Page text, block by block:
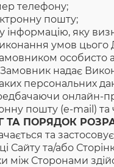
телефону;
пошту;
інформацію, яку
умов цього
особисто
надає
персональних
онлайн-
пошту (e-mail) та
ТА ПОРЯДОК
та
Сайту та/або
між Сторонами